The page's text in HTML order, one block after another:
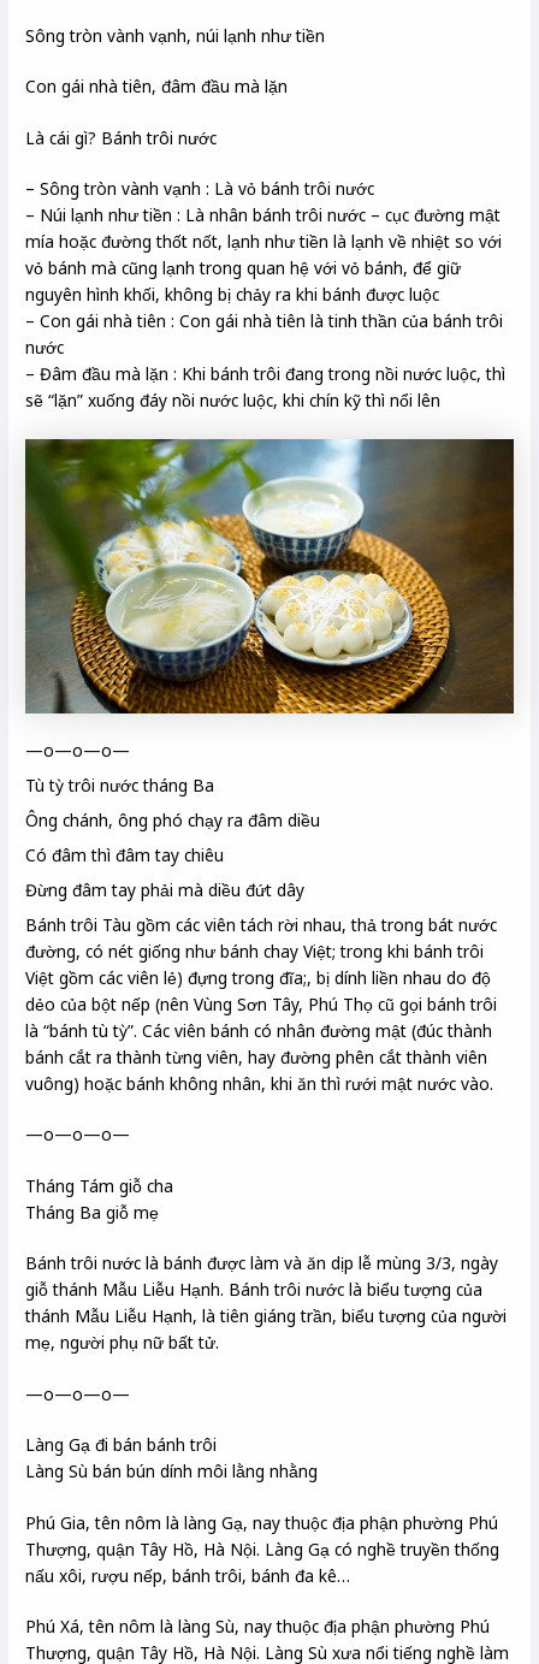
Sông tròn vành vạnh, núi lạnh như tiền
Con gái nhà tiên, đâm đầu mà lặn
Là cái gì? Bánh trôi nước
– Sông tròn vành vạnh : Là vỏ bánh trôi nước
– Núi lạnh như tiền : Là nhân bánh trôi nước – cục đường mật
mía hoặc đường thốt nốt, lạnh như tiền là lạnh về nhiệt so với
vỏ bánh mà cũng lạnh trong quan hệ với vỏ bánh, để giữ
nguyên hình khối, không bị chảy ra khi bánh được luộc
– Con gái nhà tiên : Con gái nhà tiên là tinh thần của bánh trôi
nước
– Đâm đầu mà lặn : Khi bánh trôi đang trong nồi nước luộc, thì
sẽ “lặn” xuống đáy nồi nước luộc, khi chín kỹ thì nổi lên
—o—o—o—
Tù tỳ trôi nước tháng Ba
Ông chánh, ông phó chạy ra đâm diều
Có đâm thì đâm tay chiêu
Đừng đâm tay phải mà diều đứt dây
Bánh trôi Tàu gồm các viên tách rời nhau, thả trong bát nước
đường, có nét giống như bánh chay Việt; trong khi bánh trôi
Việt gồm các viên lẻ) đựng trong đĩa;, bị dính liền nhau do độ
dẻo của bột nếp (nên Vùng Sơn Tây, Phú Thọ cũ gọi bánh trôi
là “bánh tù tỳ”. Các viên bánh có nhân đường mật (đúc thành
bánh cắt ra thành từng viên, hay đường phên cắt thành viên
vuông) hoặc bánh không nhân, khi ăn thì rưới mật nước vào.
—o—o—o—
Tháng Tám giỗ cha
Tháng Ba giỗ mẹ
Bánh trôi nước là bánh được làm và ăn dịp lễ mùng 3/3, ngày
giỗ thánh Mẫu Liễu Hạnh. Bánh trôi nước là biểu tượng của
thánh Mẫu Liễu Hạnh, là tiên giáng trần, biểu tượng của người
mẹ, người phụ nữ bất tử.
—o—o—o—
Làng Gạ đi bán bánh trôi
Làng Sù bán bún dính môi lằng nhằng
Phú Gia, tên nôm là làng Gạ, nay thuộc địa phận phường Phú
Thượng, quận Tây Hồ, Hà Nội. Làng Gạ có nghề truyền thống
nấu xôi, rượu nếp, bánh trôi, bánh đa kê…
Phú Xá, tên nôm là làng Sù, nay thuộc địa phận phường Phú
Thượng, quận Tây Hồ, Hà Nội. Làng Sù xưa nổi tiếng nghề làm